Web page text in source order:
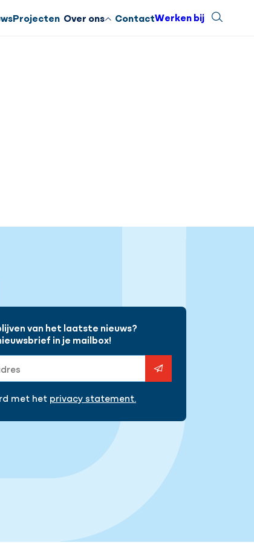
Projecten Over ons ContactWerken bij Zoeken
van het laatste nieuws?
in je mailbox!
met het privacy statement.
Sluiten